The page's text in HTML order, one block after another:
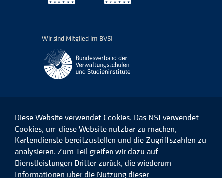
Wir sind Mitglied im BVSI
Das
NSI
Facebook
Das
NSI
auf
LinkedIn
Das
NSI
auf
Instagram
Das
Xing
Diese Website verwendet Cookies. Das NSI verwendet
Cookies, um diese Website nutzbar zu machen,
Kartendienste bereitzustellen und die Zugriffszahlen zu
analysieren. Zum Teil greifen wir dazu auf
Dienstleistungen Dritter zurück, die wiederum
Informationen über die Nutzung dieser